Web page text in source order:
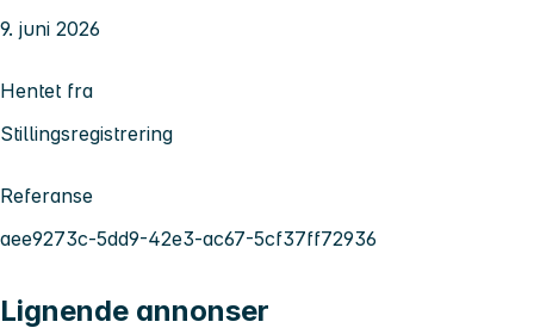
9. juni 2026
Hentet fra
Stillingsregistrering
Referanse
aee9273c-5dd9-42e3-ac67-5cf37ff72936
Lignende annonser